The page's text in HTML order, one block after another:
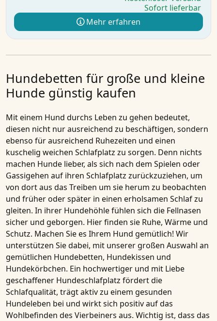
Sofort lieferbar
Mehr erfahren
Hundebetten für große und kleine
Hunde günstig kaufen
Mit einem Hund durchs Leben zu gehen bedeutet,
diesen nicht nur ausreichend zu beschäftigen, sondern
ebenso für ausreichend Ruhezeiten und einen
kuschelig weichen Schlafplatz zu sorgen. Denn nichts
machen Hunde lieber, als sich nach dem Spielen oder
Gassigehen auf ihren Schlafplatz zurückzuziehen, um
von dort aus das Treiben um sie herum zu beobachten
und früher oder später in einen erholsamen Schlaf zu
gleiten. In ihrer Hundehöhle fühlen sich die Fellnasen
sicher und geborgen. Hier finden sie Ruhe, Wärme und
Schutz. Machen Sie es Ihrem Hund gemütlich! Wir
unterstützen Sie dabei, mit unserer großen Auswahl an
gemütlichen Hundebetten, Hundekissen und
Hundekörbchen. Ein hochwertiger und mit Liebe
geschaffener Hundeschlafplatz fördert die
Schlafqualität, trägt aktiv zu einem gesunden
Hundeleben bei und wirkt sich positiv auf das
Wohlbefinden des Vierbeiners aus. Wichtig ist, dass das